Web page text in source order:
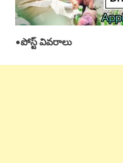
•పోస్ట్ వివరాలు